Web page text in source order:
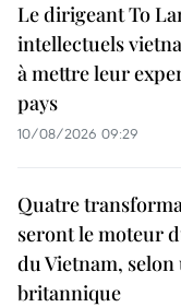
Le dirigeant To
intellectuels
à mettre leur
pays
10/08/2026 09:29
Quatre
seront le moteur
du Vietnam,
britannique